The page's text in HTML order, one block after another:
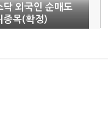
닥 외국인 순매도
종목(확정)